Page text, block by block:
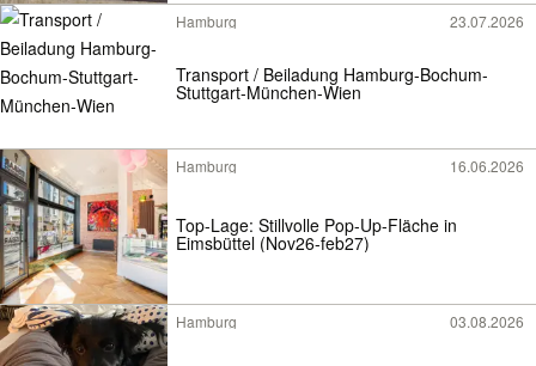
Hamburg 23.07.2026
Transport / Beiladung Hamburg-Bochum-
Stuttgart-München-Wien
Hamburg 16.06.2026
Top-Lage: Stillvolle Pop-Up-Fläche in
Eimsbüttel (Nov26-feb27)
Hamburg 03.08.2026